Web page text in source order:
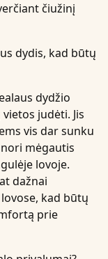
čiužinį
dydis, kad būtų
dydžio
judėti. Jis
vis dar sunku
mėgautis
lovoje.
dažnai
kad būtų
prie